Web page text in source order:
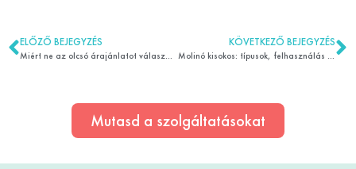
ELŐZŐ BEJEGYZÉS
Miért ne az olcsó árajánlatot válaszd? Miért drága mégis hosszú távon?
KÖVETKEZŐ BEJEGYZÉS
Molinó kisokos: típusok, felhasználás és előnyök
Mutasd a szolgáltatásokat